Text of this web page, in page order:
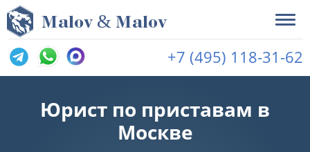
Malov & Malov
+7 (495) 118-31-62
Юрист по приставам в
Москве